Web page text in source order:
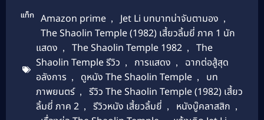
แท็ก Amazon prime , Jet Li บทบาทน่าจับตามอง ,
The Shaolin Temple (1982) เสี้ยวลิ้มยี่ ภาค 1 นัก
แสดง , The Shaolin Temple 1982 ,
The
Shaolin Temple รีวิว , การแสดง ,
ฉากต่อสู้สุด
อลังการ , ดูหนัง The Shaolin Temple ,
บท
ภาพยนตร์ ,
รีวิว The Shaolin Temple (1982) เสี้ยว
ลิ้มยี่ ภาค 2 , รีวิวหนัง เสี้ยวลิ้มยี่ , หนังบู๊คลาสสิก ,